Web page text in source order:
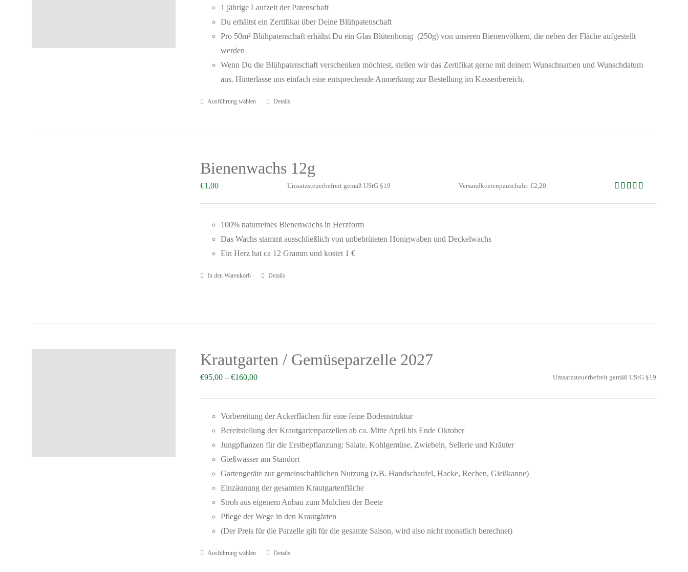
1 jährige Laufzeit der Patenschaft
Du erhältst ein Zertifikat über Deine Blühpatenschaft
Pro 50m² Blühpatenschaft erhältst Du ein Glas Blütenhonig (250g) von unseren Bienenvölkern, die neben der Fläche aufgestellt
werden
Wenn Du die Blühpatenschaft verschenken möchtest, stellen wir das Zertifikat gerne mit deinem Wunschnamen und Wunschdatum
aus. Hinterlasse uns einfach eine entsprechende Anmerkung zur Bestellung im Kassenbereich.
Ausführung wählen Details
Bienenwachs 12g
5.00von 5
€1,00 Umsatzsteuerbefreit gemäß UStG §19 Versandkostenpauschale: €2,20
100% naturreines Bienenwachs in Herzform
Das Wachs stammt ausschließlich von unbebrüteten Honigwaben und Deckelwachs
Ein Herz hat ca 12 Gramm und kostet 1 €
In den Warenkorb Details
Krautgarten / Gemüseparzelle 2027
€95,00 –€160,00 Umsatzsteuerbefreit gemäß UStG §19
Vorbereitung der Ackerflächen für eine feine Bodenstruktur
Bereitstellung der Krautgartenparzellen ab ca. Mitte April bis Ende Oktober
Jungpflanzen für die Erstbepflanzung: Salate, Kohlgemüse, Zwiebeln, Sellerie und Kräuter
Gießwasser am Standort
Gartengeräte zur gemeinschaftlichen Nutzung (z.B. Handschaufel, Hacke, Rechen, Gießkanne)
Einzäunung der gesamten Krautgartenfläche
Stroh aus eigenem Anbau zum Mulchen der Beete
Pflege der Wege in den Krautgärten
(Der Preis für die Parzelle gilt für die gesamte Saison, wird also nicht monatlich berechnet)
Ausführung wählen Details